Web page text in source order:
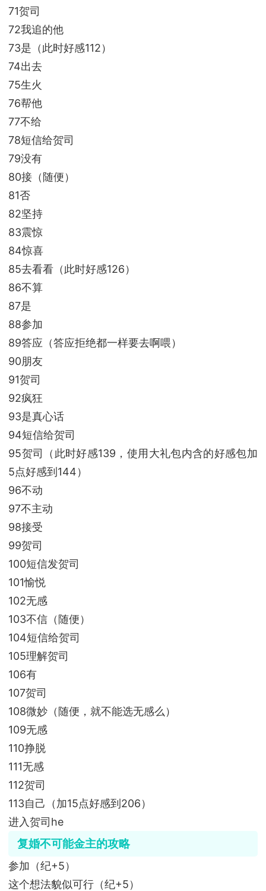
71贺司
72我追的他
73是（此时好感112）
74出去
75生火
76帮他
77不给
78短信给贺司
79没有
80接（随便）
81否
82坚持
83震惊
84惊喜
85去看看（此时好感126）
86不算
87是
88参加
89答应（答应拒绝都一样要去啊喂）
90朋友
91贺司
92疯狂
93是真心话
94短信给贺司
95贺司（此时好感139，使用大礼包内含的好感包加
5点好感到144）
96不动
97不主动
98接受
99贺司
100短信发贺司
101愉悦
102无感
103不信（随便）
104短信给贺司
105理解贺司
106有
107贺司
108微妙（随便，就不能选无感么）
109无感
110挣脱
111无感
112贺司
113自己（加15点好感到206）
进入贺司he
复婚不可能金主的攻略
参加（纪+5）
这个想法貌似可行（纪+5）